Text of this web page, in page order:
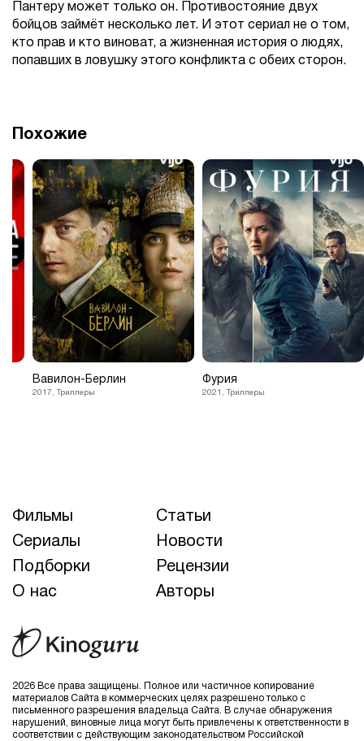
Пантеру может только он. Противостояние двух
бойцов займёт несколько лет. И этот сериал не о том,
кто прав и кто виноват, а жизненная история о людях,
попавших в ловушку этого конфликта с обеих сторон.
Похожие
Вавилон-Берлин
2017, Триллеры
Фурия
2021, Триллеры
2026 Все права защищены. Полное или частичное копирование
материалов Сайта в коммерческих целях разрешено только с
письменного разрешения владельца Сайта. В случае обнаружения
нарушений, виновные лица могут быть привлечены к ответственности в
соответствии с действующим законодательством Российской
Фильмы
Статьи
Сериалы
Новости
Подборки
Рецензии
О нас
Авторы